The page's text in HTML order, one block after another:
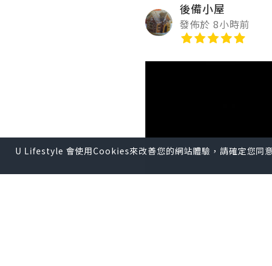
後備小屋
發佈於 8小時前
U Lifestyle 會使用Cookies來改善您的網站體驗，請確定您同